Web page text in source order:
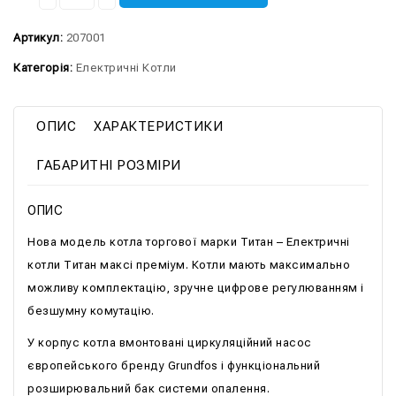
Артикул: 207001
Категорія: Електричні Котли
ОПИС ХАРАКТЕРИСТИКИ
ГАБАРИТНІ РОЗМІРИ
ОПИС
Нова модель котла торгової марки Титан – Електричні
котли Титан максі преміум. Котли мають максимально
можливу комплектацію, зручне цифрове регулюванням і
безшумну комутацію.
У корпус котла вмонтовані циркуляційний насос
європейського бренду Grundfos і функціональний
розширювальний бак системи опалення.